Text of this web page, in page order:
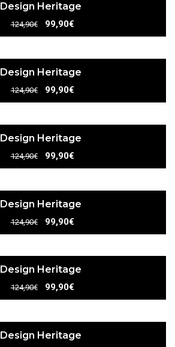
Design Heritage
124,90€ 99,90€
Design Heritage
124,90€ 99,90€
Design Heritage
124,90€ 99,90€
Design Heritage
124,90€ 99,90€
Design Heritage
124,90€ 99,90€
Design Heritage